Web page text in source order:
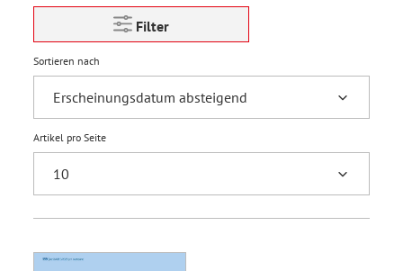
Filter
Sortieren nach
Artikel pro Seite